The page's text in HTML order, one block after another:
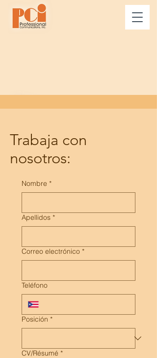
Trabaja con
nosotros:
Nombre *
Apellidos *
Correo electrónico *
Teléfono
Posición *
CV/Résumé *